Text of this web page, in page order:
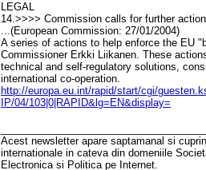
LEGAL
14.>>>> Commission calls for further
...(European Commission: 27/01/2004)
A series of actions to help enforce the EU
Commissioner Erkki Liikanen. These
technical and self-regulatory solutions,
international co-operation.
http://europa.eu.int/rapid/start/cgi/
IP/04/103|0|RAPID&lg=EN&display=
Acest newsletter apare saptamanal si
internationale in cateva din domeniile
Electronica si Politica pe Internet.